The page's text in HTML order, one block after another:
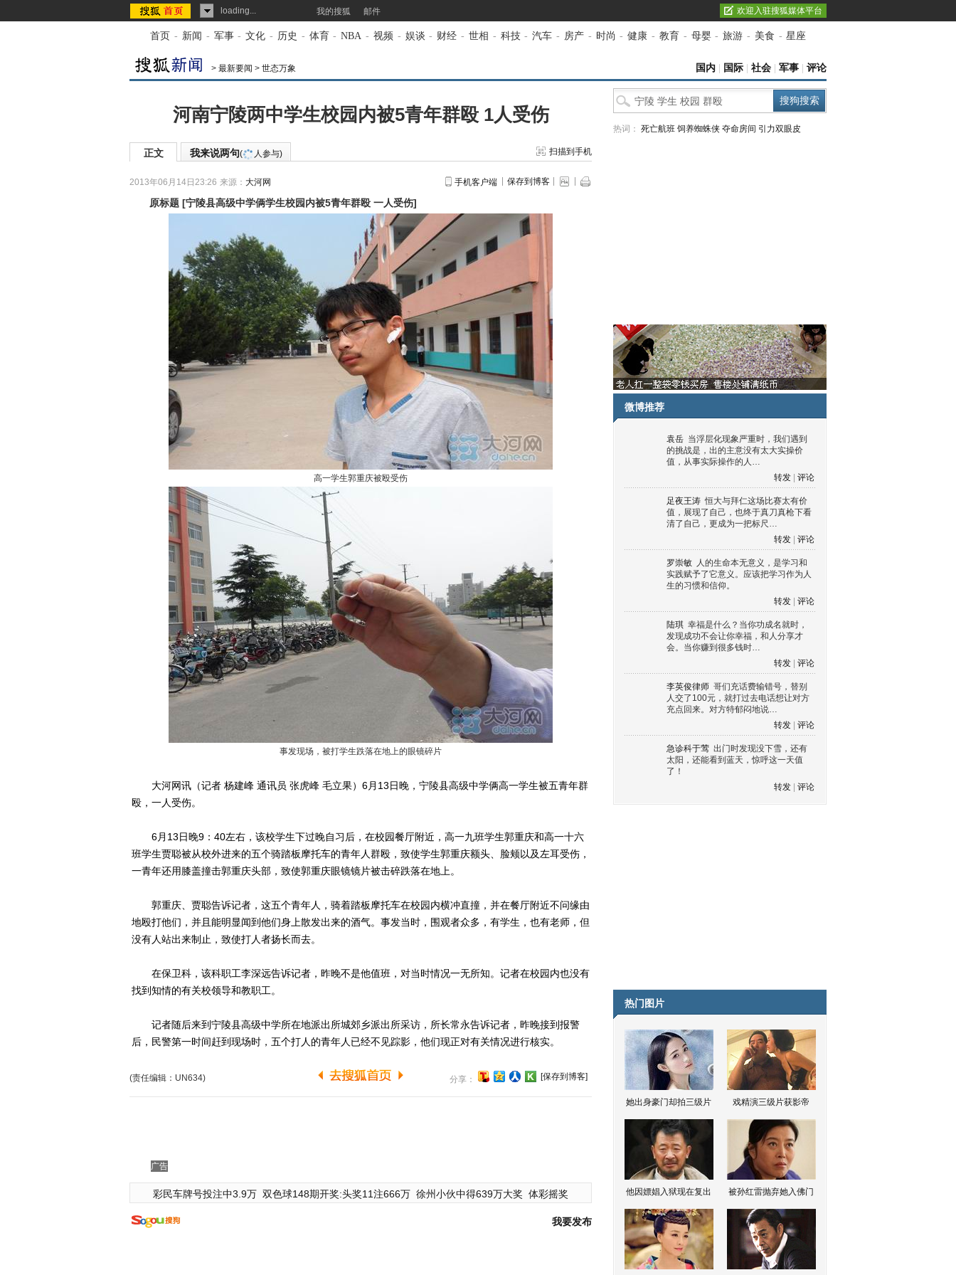
loading... 我的搜狐 邮件 欢迎入驻搜狐媒体平台
首页 - 新闻 - 军事 - 文化 - 历史 - 体育 - NBA - 视频 - 娱谈 - 财经 - 世相 - 科技 - 汽车 - 房产 - 时尚 - 健康 - 教育 - 母婴 - 旅游 - 美食 - 星座
> 最新要闻 > 世态万象 国内 国际 社会 军事 评论
河南宁陵两中学生校园内被5青年群殴 1人受伤
正文 我来说两句( 人参与) 扫描到手机
2013年06月14日23:26 来源： 大河网 手机客户端 保存到博客
原标题 [宁陵县高级中学俩学生校园内被5青年群殴 一人受伤]
高一学生郭重庆被殴受伤
事发现场，被打学生跌落在地上的眼镜碎片
大河网讯（记者 杨建峰 通讯员 张虎峰 毛立果）6月13日晚，宁陵县高级中学俩高一学生被五青年群
殴，一人受伤。
6月13日晚9：40左右，该校学生下过晚自习后，在校园餐厅附近，高一九班学生郭重庆和高一十六
班学生贾聪被从校外进来的五个骑踏板摩托车的青年人群殴，致使学生郭重庆额头、脸颊以及左耳受伤，
一青年还用膝盖撞击郭重庆头部，致使郭重庆眼镜镜片被击碎跌落在地上。
郭重庆、贾聪告诉记者，这五个青年人，骑着踏板摩托车在校园内横冲直撞，并在餐厅附近不问缘由
地殴打他们，并且能明显闻到他们身上散发出来的酒气。事发当时，围观者众多，有学生，也有老师，但
没有人站出来制止，致使打人者扬长而去。
在保卫科，该科职工李深远告诉记者，昨晚不是他值班，对当时情况一无所知。记者在校园内也没有
找到知情的有关校领导和教职工。
记者随后来到宁陵县高级中学所在地派出所城郊乡派出所采访，所长常永告诉记者，昨晚接到报警
后，民警第一时间赶到现场时，五个打人的青年人已经不见踪影，他们现正对有关情况进行核实。
(责任编辑：UN634) 分享： [保存到博客]
广告
彩民车牌号投注中3.9万 双色球148期开奖:头奖11注666万 徐州小伙中得639万大奖 体彩摇奖
我要发布
热词： 死亡航班 饲养蜘蛛侠 夺命房间 引力双眼皮
微博推荐
袁岳 当浮层化现象严重时，我们遇到
的挑战是，出的主意没有太大实操价
值，从事实际操作的人…
转发
评论
足夜王涛 恒大与拜仁这场比赛太有价
值，展现了自己，也终于真刀真枪下看
清了自己，更成为一把标尺…
转发
评论
罗崇敏 人的生命本无意义，是学习和
实践赋予了它意义。应该把学习作为人
生的习惯和信仰。
转发
评论
陆琪 幸福是什么？当你功成名就时，
发现成功不会让你幸福，和人分享才
会。当你赚到很多钱时…
转发
评论
李英俊律师 哥们充话费输错号，替别
人交了100元，就打过去电话想让对方
充点回来。对方特郁闷地说…
转发
评论
急诊科于莺 出门时发现没下雪，还有
太阳，还能看到蓝天，惊呼这一天值
了！
转发
评论
热门图片
她出身豪门却拍三级片 戏精演三级片获影帝
他因嫖娼入狱现在复出 被孙红雷抛弃她入佛门